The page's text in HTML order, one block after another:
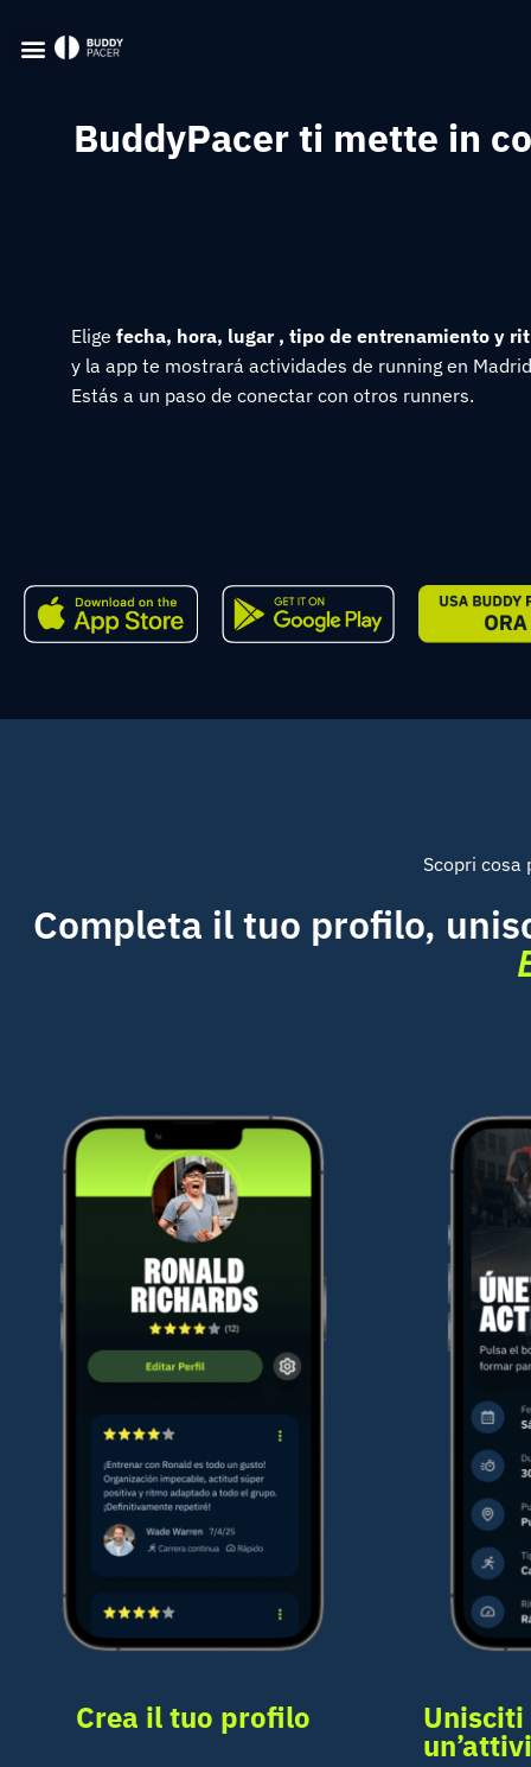
BuddyPacer ti mette in
Elige fecha, hora, lugar , tipo de entrenamiento y
y la app te mostrará actividades de running en
Estás a un paso de conectar con otros runners.
Scopri cosa
Completa il tuo profilo,
Crea il tuo profilo Unisciti